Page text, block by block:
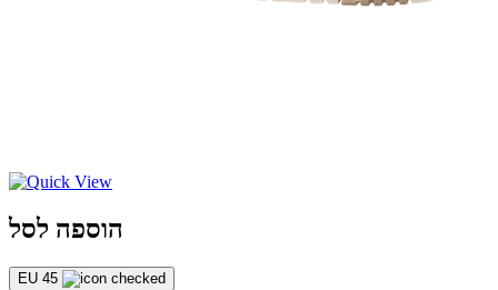
הוספה לסל
EU 45